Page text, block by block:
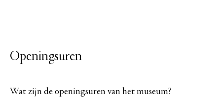
Openingsuren
Wat zijn de openingsuren van het museum?